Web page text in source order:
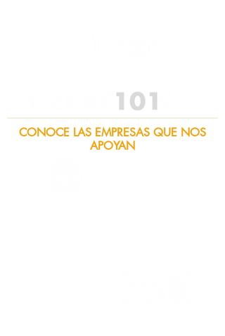
CONOCE LAS EMPRESAS QUE NOS
APOYAN